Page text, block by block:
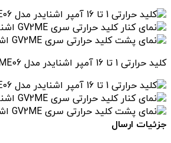
کلید حرارتی 1 تا 16 آمپر اشنایدر مدل GV2ME06
جزئیات ارسال